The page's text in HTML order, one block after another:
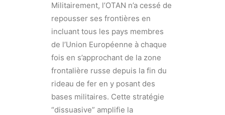
Militairement, l’OTAN n’a cessé de
repousser ses frontières en
incluant tous les pays membres
de l’Union Européenne à chaque
fois en s’approchant de la zone
frontalière russe depuis la fin du
rideau de fer en y posant des
bases militaires. Cette stratégie
“dissuasive” amplifie la